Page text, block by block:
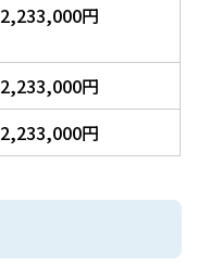
2,233,000円
2,233,000円
2,233,000円